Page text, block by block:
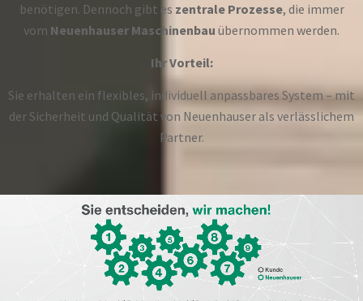
benötigen. Dennoch gibt es zentrale Prozesse, die immer
vom Neuenhauser Maschinenbau übernommen werden.
Ihr Vorteil:
Sie erhalten ein flexibles, individuell anpassbares System – mit
der Sicherheit und Qualität von Neuenhauser als verlässlichem
Partner.